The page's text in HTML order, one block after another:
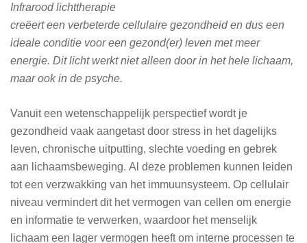
Infrarood lichttherapie
creëert een verbeterde cellulaire gezondheid en dus een
ideale conditie voor een gezond(er) leven met meer
energie. Dit licht werkt niet alleen door in het hele lichaam,
maar ook in de psyche.
Vanuit een wetenschappelijk perspectief wordt je
gezondheid vaak aangetast door stress in het dagelijks
leven, chronische uitputting, slechte voeding en gebrek
aan lichaamsbeweging. Al deze problemen kunnen leiden
tot een verzwakking van het immuunsysteem. Op cellulair
niveau vermindert dit het vermogen van cellen om energie
en informatie te verwerken, waardoor het menselijk
lichaam een lager vermogen heeft om interne processen te